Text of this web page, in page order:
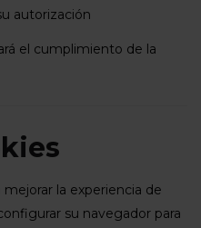
autorización
el cumplimiento de la
la experiencia de
su navegador para